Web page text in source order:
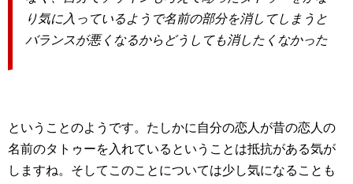
り気に入っているようで名前の部分を消してしまうと
バランスが悪くなるからどうしても消したくなかった
ということのようです。たしかに自分の恋人が昔の恋人の
名前のタトゥーを入れているということは抵抗がある気が
しますね。そしてこのことについては少し気になることも